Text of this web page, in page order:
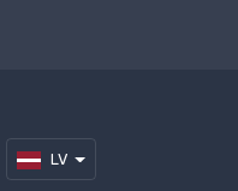
LV